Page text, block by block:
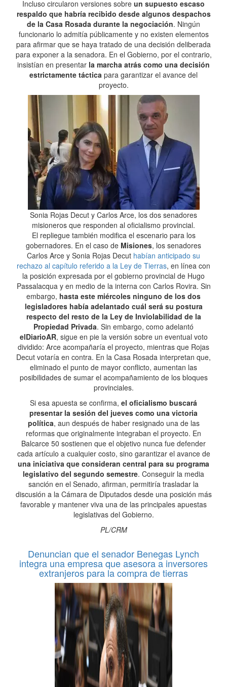
Incluso circularon versiones sobre un supuesto escaso
respaldo que habría recibido desde algunos despachos
de la Casa Rosada durante la negociación. Ningún
funcionario lo admitía públicamente y no existen elementos
para afirmar que se haya tratado de una decisión deliberada
para exponer a la senadora. En el Gobierno, por el contrario,
insistían en presentar la marcha atrás como una decisión
estrictamente táctica para garantizar el avance del
proyecto.
Sonia Rojas Decut y Carlos Arce, los dos senadores
misioneros que responden al oficialismo provincial.
El repliegue también modifica el escenario para los
gobernadores. En el caso de Misiones, los senadores
Carlos Arce y Sonia Rojas Decut habían anticipado su
rechazo al capítulo referido a la Ley de Tierras, en línea con
la posición expresada por el gobierno provincial de Hugo
Passalacqua y en medio de la interna con Carlos Rovira. Sin
embargo, hasta este miércoles ninguno de los dos
legisladores había adelantado cuál será su postura
respecto del resto de la Ley de Inviolabilidad de la
Propiedad Privada. Sin embargo, como adelantó
elDiarioAR, sigue en pie la versión sobre un eventual voto
dividido: Arce acompañaría el proyecto, mientras que Rojas
Decut votaría en contra. En la Casa Rosada interpretan que,
eliminado el punto de mayor conflicto, aumentan las
posibilidades de sumar el acompañamiento de los bloques
provinciales.
Si esa apuesta se confirma, el oficialismo buscará
presentar la sesión del jueves como una victoria
política, aun después de haber resignado una de las
reformas que originalmente integraban el proyecto. En
Balcarce 50 sostienen que el objetivo nunca fue defender
cada artículo a cualquier costo, sino garantizar el avance de
una iniciativa que consideran central para su programa
legislativo del segundo semestre. Conseguir la media
sanción en el Senado, afirman, permitiría trasladar la
discusión a la Cámara de Diputados desde una posición más
favorable y mantener viva una de las principales apuestas
legislativas del Gobierno.
PL/CRM
Denuncian que el senador Benegas Lynch
integra una empresa que asesora a inversores
extranjeros para la compra de tierras